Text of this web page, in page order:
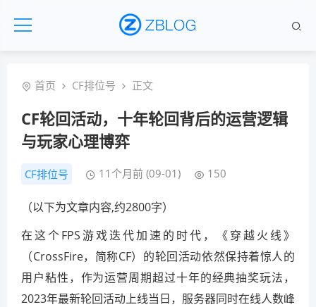
首页 CF排位号 正文
CF轮回活动，十年轮回背后的运营逻辑
与玩家心理博弈
CF排位号 11个月前 (09-01) 150
（以下为文章内容,约2800字）
在这个FPS游戏迭代加速的时代，《穿越火线》
（CrossFire，简称CF）的轮回活动依然保持着惊人的
用户粘性，作为运营周期超过十年的经典抽奖玩法，
2023年最新轮回活动上线当日，服务器同时在线人数峰